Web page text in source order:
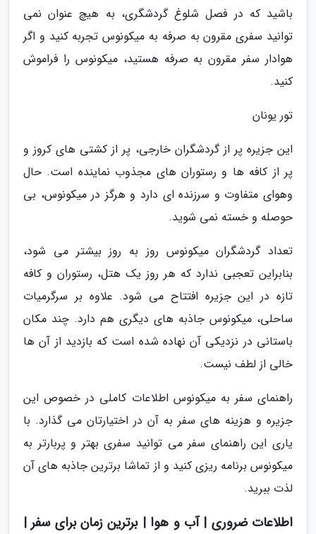
باشید که در فصل شلوغ گردشگری، به هیچ عنوان نمی
توانید سفری مقرون به صرفه به میکونوس تجربه کنید و اگر
هوادار سفر مقرون به صرفه هستید، میکونوس را فراموش
کنید.
تور یونان
این جزیره پر از گردشگران خارجی، پر از کشتی های کروز و
پر از کافه ها و رستوران های مجذوب نماینده است. حال
وهوای متفاوت و سرزنده ای دارد و هرگز در میکونوس، بی
حوصله و خسته نمی شوید.
تعداد گردشگران میکونوس روز به روز بیشتر می شود،
بنابراین تعجبی ندارد که هر روز یک هتل، رستوران و کافه
تازه در این جزیره افتتاح می شود. علاوه بر سرگرمیات
ساحلی، میکونوس جاذبه های دیگری هم دارد. چند مکان
باستانی در نزدیکی آن نهاده شده است که بازدید از آن ها
خالی از لطف نیست.
راهنمای سفر به میکونوس اطلاعات کاملی در خصوص این
جزیره و هزینه های سفر به آن در اختیارتان می گذارد. با
یاری این راهنمای سفر می توانید سفری بهتر و پربارتر به
میکونوس برنامه ریزی کنید و از تماشا برترین جاذبه های آن
لذت ببرید.
اطلاعات ضروری | آب و هوا | برترین زمان برای سفر |